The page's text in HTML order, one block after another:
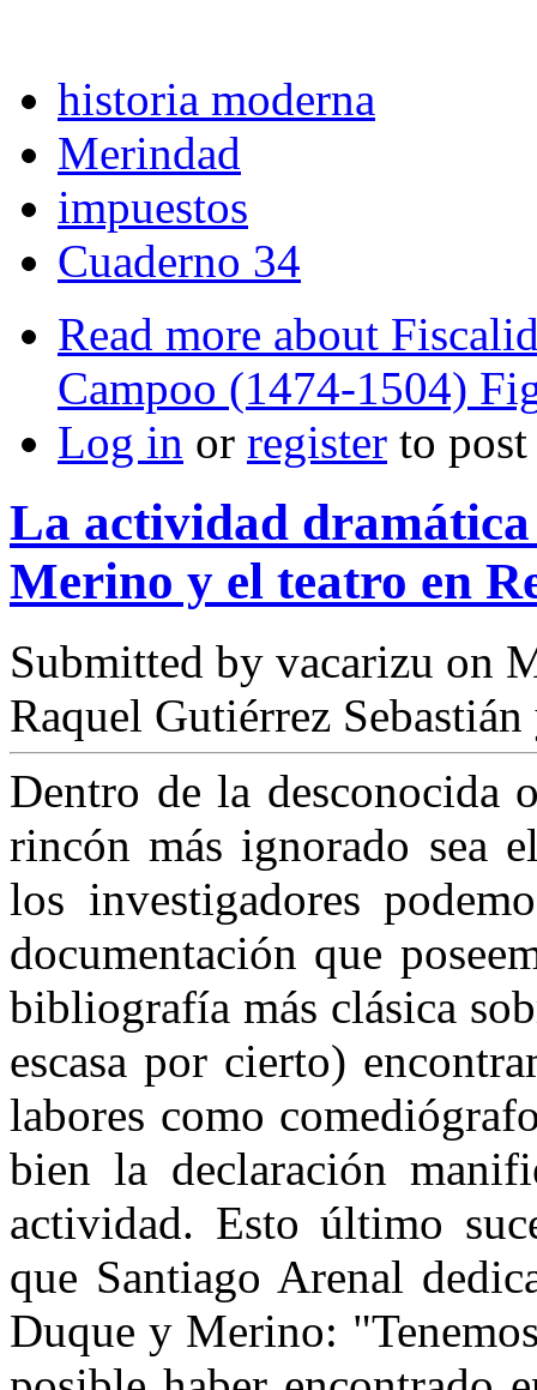
historia moderna
Merindad
impuestos
Cuaderno 34
Read more about
Campoo (1474-1504)
Log in or register to
La actividad
Merino y el teatro en
Submitted by vacarizu on
Raquel Gutiérrez
Dentro de la desconocida
rincón más ignorado sea
los investigadores
documentación que
bibliografía más clásica
escasa por cierto)
labores como
bien la declaración
actividad. Esto último
que Santiago Arenal
Duque y Merino: